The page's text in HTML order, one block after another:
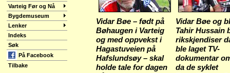
Varteig Før og Nå
Bygdemuseum
Lenker
Indeks
Søk
På Facebook
Tilbake
Vidar Bøe – født på
Bøhaugen i Varteig
og med oppvekst i
Hagastuveien på
Hafslundsøy – skal
holde tale for dagen
Vidar Bøe og
Tahir Hussain
rikskjendiser
ble laget TV-
dokumentar
da de syklet